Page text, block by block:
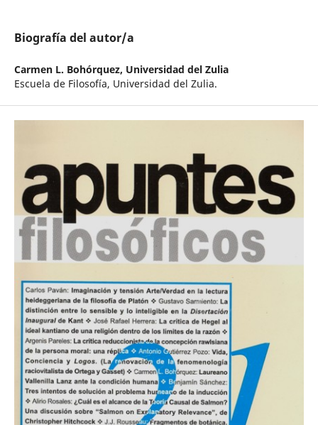
Biografía del autor/a
Carmen L. Bohórquez, Universidad del Zulia
Escuela de Filosofía, Universidad del Zulia.